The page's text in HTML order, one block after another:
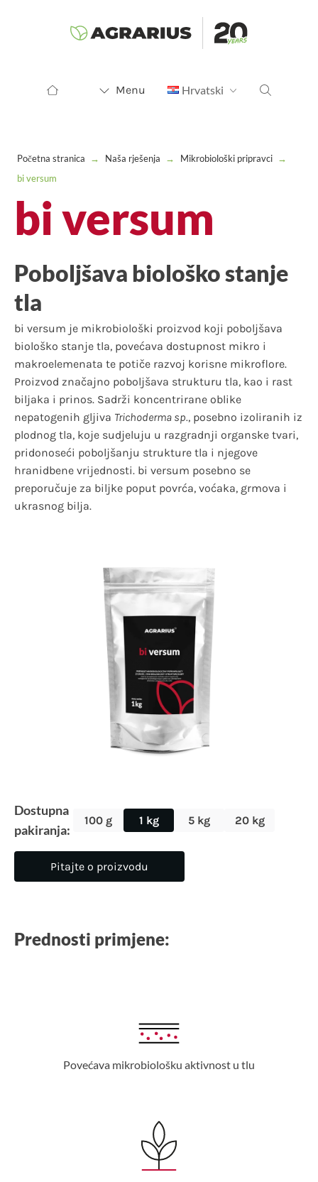
Menu Hrvatski
Početna stranica → Naša rješenja → Mikrobiološki pripravci →
bi versum
bi versum
Poboljšava biološko stanje
tla
bi versum je mikrobiološki proizvod koji poboljšava
biološko stanje tla, povećava dostupnost mikro i
makroelemenata te potiče razvoj korisne mikroflore.
Proizvod značajno poboljšava strukturu tla, kao i rast
biljaka i prinos. Sadrži koncentrirane oblike
nepatogenih gljiva Trichoderma sp., posebno izoliranih iz
plodnog tla, koje sudjeluju u razgradnji organske tvari,
pridonoseći poboljšanju strukture tla i njegove
hranidbene vrijednosti. bi versum posebno se
preporučuje za biljke poput povrća, voćaka, grmova i
ukrasnog bilja.
Dostupna
pakiranja:
100 g 1 kg 5 kg 20 kg
Pitajte o proizvodu
Prednosti primjene:
Povećava mikrobiološku aktivnost u tlu